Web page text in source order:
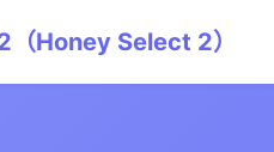
（Honey Select 2）